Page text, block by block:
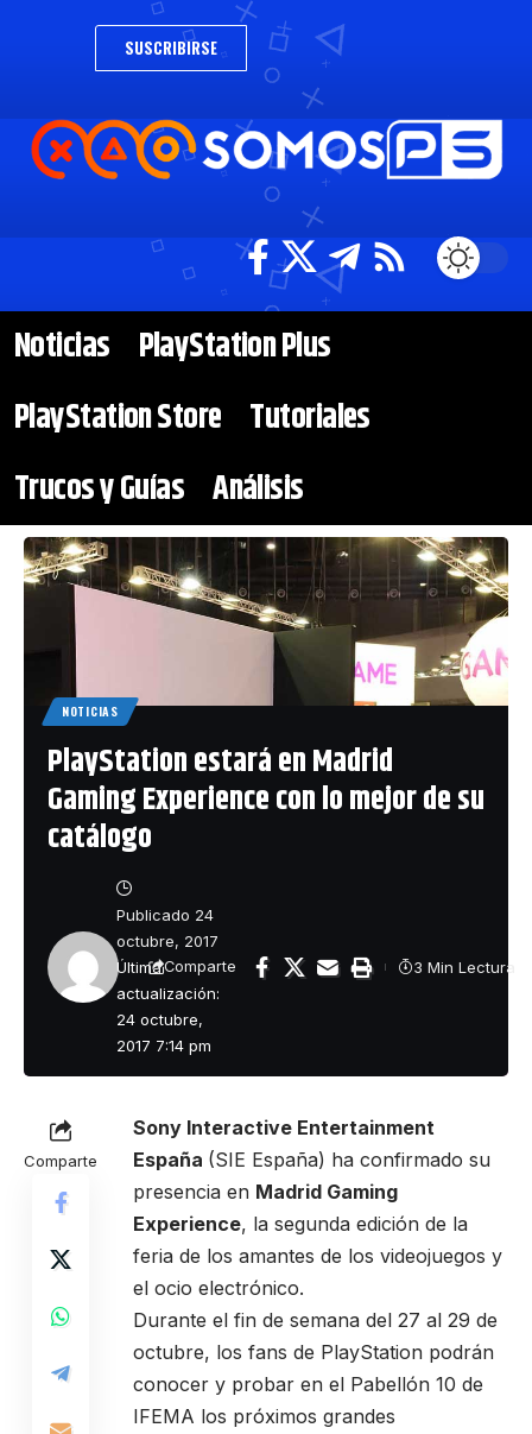
SUSCRIBIRSE
Noticias
PlayStation Plus
PlayStation Store Tutoriales
Trucos y Guías Análisis
NOTICIAS
PlayStation estará en Madrid
Gaming Experience con lo mejor de su
catálogo
Última
actualización:
24 octubre,
2017 7:14 pm
Publicado 24
octubre, 2017
Comparte 3 Min Lectura
Comparte
Sony Interactive Entertainment
España (SIE España) ha confirmado su
presencia en Madrid Gaming
Experience, la segunda edición de la
feria de los amantes de los videojuegos y
el ocio electrónico.
Durante el fin de semana del 27 al 29 de
octubre, los fans de PlayStation podrán
conocer y probar en el Pabellón 10 de
IFEMA los próximos grandes